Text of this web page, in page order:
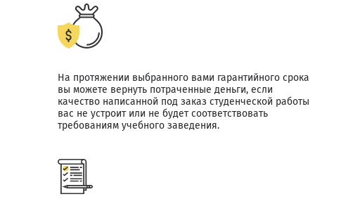
На протяжении выбранного вами гарантийного срока
вы можете вернуть потраченные деньги, если
качество написанной под заказ студенческой работы
вас не устроит или не будет соответствовать
требованиям учебного заведения.